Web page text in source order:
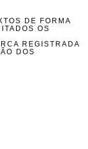
DE FORMA
OS
REGISTRADA
DOS